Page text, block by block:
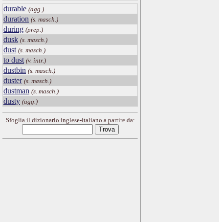
durable (agg.)
duration (s. masch.)
during (prep.)
dusk (s. masch.)
dust (s. masch.)
to dust (v. intr.)
dustbin (s. masch.)
duster (s. masch.)
dustman (s. masch.)
dusty (agg.)
Sfoglia il dizionario inglese-italiano a partire da: